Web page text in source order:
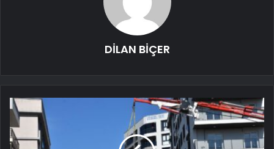
DİLAN BİÇER